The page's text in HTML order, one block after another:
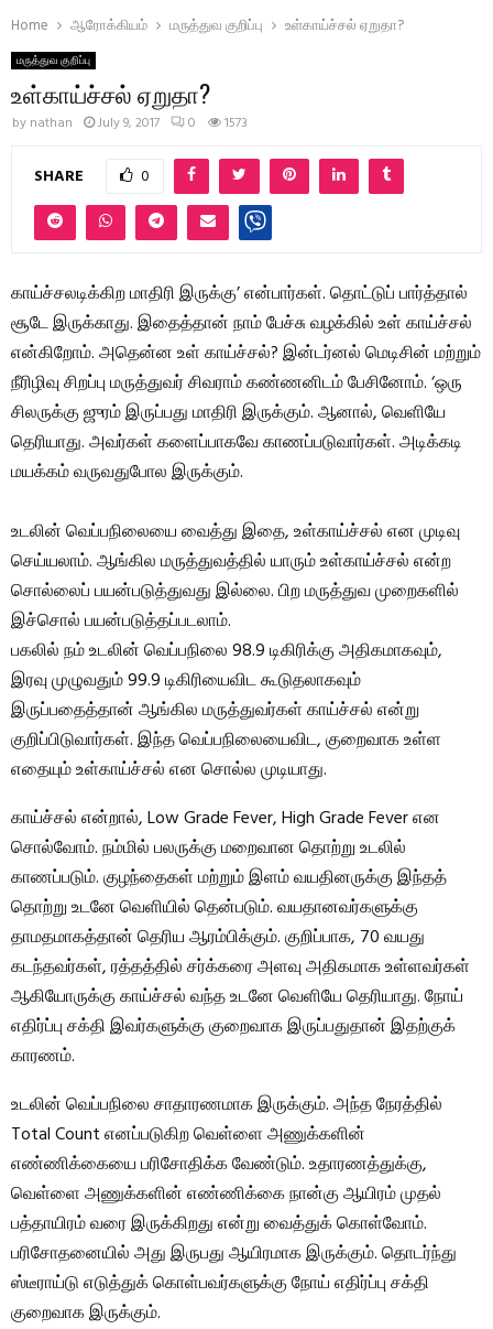
Home ஆரோக்கியம் மருத்துவ குறிப்பு உள்காய்ச்சல் ஏறுதா?
மருத்துவ குறிப்பு
உள்காய்ச்சல் ஏறுதா?
by nathan July 9, 2017 0 1573
SHARE 0
காய்ச்சலடிக்கிற மாதிரி இருக்கு’ என்பார்கள். தொட்டுப் பார்த்தால்
சூடே இருக்காது. இதைத்தான் நாம் பேச்சு வழக்கில் உள் காய்ச்சல்
என்கிறோம். அதென்ன உள் காய்ச்சல்? இன்டர்னல் மெடிசின் மற்றும்
நீரிழிவு சிறப்பு மருத்துவர் சிவராம் கண்ணனிடம் பேசினோம். ‘ஒரு
சிலருக்கு ஜுரம் இருப்பது மாதிரி இருக்கும். ஆனால், வெளியே
தெரியாது. அவர்கள் களைப்பாகவே காணப்படுவார்கள். அடிக்கடி
மயக்கம் வருவதுபோல இருக்கும்.
உடலின் வெப்பநிலையை வைத்து இதை, உள்காய்ச்சல் என முடிவு
செய்யலாம். ஆங்கில மருத்துவத்தில் யாரும் உள்காய்ச்சல் என்ற
சொல்லைப் பயன்படுத்துவது இல்லை. பிற மருத்துவ முறைகளில்
இச்சொல் பயன்படுத்தப்படலாம்.
பகலில் நம் உடலின் வெப்பநிலை 98.9 டிகிரிக்கு அதிகமாகவும்,
இரவு முழுவதும் 99.9 டிகிரியைவிட கூடுதலாகவும்
இருப்பதைத்தான் ஆங்கில மருத்துவர்கள் காய்ச்சல் என்று
குறிப்பிடுவார்கள். இந்த வெப்பநிலையைவிட, குறைவாக உள்ள
எதையும் உள்காய்ச்சல் என சொல்ல முடியாது.
காய்ச்சல் என்றால், Low Grade Fever, High Grade Fever என
சொல்வோம். நம்மில் பலருக்கு மறைவான தொற்று உடலில்
காணப்படும். குழந்தைகள் மற்றும் இளம் வயதினருக்கு இந்தத்
தொற்று உடனே வெளியில் தென்படும். வயதானவர்களுக்கு
தாமதமாகத்தான் தெரிய ஆரம்பிக்கும். குறிப்பாக, 70 வயது
கடந்தவர்கள், ரத்தத்தில் சர்க்கரை அளவு அதிகமாக உள்ளவர்கள்
ஆகியோருக்கு காய்ச்சல் வந்த உடனே வெளியே தெரியாது. நோய்
எதிர்ப்பு சக்தி இவர்களுக்கு குறைவாக இருப்பதுதான் இதற்குக்
காரணம்.
உடலின் வெப்பநிலை சாதாரணமாக இருக்கும். அந்த நேரத்தில்
Total Count எனப்படுகிற வெள்ளை அணுக்களின்
எண்ணிக்கையை பரிசோதிக்க வேண்டும். உதாரணத்துக்கு,
வெள்ளை அணுக்களின் எண்ணிக்கை நான்கு ஆயிரம் முதல்
பத்தாயிரம் வரை இருக்கிறது என்று வைத்துக் கொள்வோம்.
பரிசோதனையில் அது இருபது ஆயிரமாக இருக்கும். தொடர்ந்து
ஸ்டீராய்டு எடுத்துக் கொள்பவர்களுக்கு நோய் எதிர்ப்பு சக்தி
குறைவாக இருக்கும்.